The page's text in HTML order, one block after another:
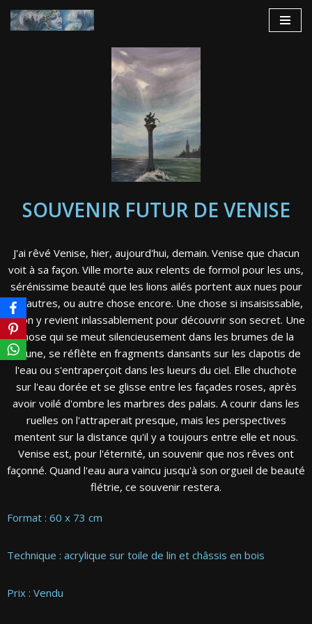
SOUVENIR FUTUR DE VENISE
J'ai rêvé Venise, hier, aujourd'hui, demain. Venise que chacun
voit à sa façon. Ville morte aux relents de formol pour les uns,
sérénissime beauté que les lions ailés portent aux nues pour
les autres, ou autre chose encore. Une chose si insaisissable,
qu'on y revient inlassablement pour découvrir son secret. Une
chose qui se meut silencieusement dans les brumes de la
lagune, se réflète en fragments dansants sur les clapotis de
l'eau ou s'entraperçoit dans les lueurs du ciel. Elle chuchote
sur l'eau dorée et se glisse entre les façades roses, après
avoir voilé d'ombre les marbres des palais. A courir dans les
ruelles on l'attraperait presque, mais les perspectives
mentent sur la distance qu'il y a toujours entre elle et nous.
Venise est, pour l'éternité, un souvenir que nos rêves ont
façonné. Quand l'eau aura vaincu jusqu'à son orgueil de beauté
flétrie, ce souvenir restera.
Format : 60 x 73 cm
Technique : acrylique sur toile de lin et châssis en bois
Prix : Vendu